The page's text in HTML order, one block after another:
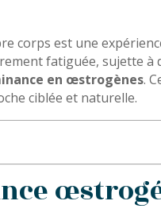
corps est une
fatiguée, sujette
en œstrogènes.
ciblée et naturelle.